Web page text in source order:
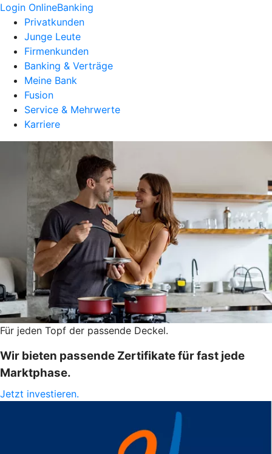
Login OnlineBanking
Privatkunden
Junge Leute
Firmenkunden
Banking & Verträge
Meine Bank
Fusion
Service & Mehrwerte
Karriere
Für jeden Topf der passende Deckel.
Wir bieten passende Zertifikate für fast jede
Marktphase.
Jetzt investieren.